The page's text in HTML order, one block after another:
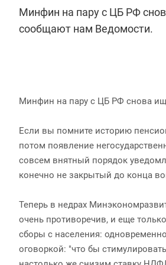
Минфин на пару с ЦБ РФ
сообщают нам Ведомости.
Минфин на пару с ЦБ РФ снова
Если вы помните историю
потом появление
совсем внятный порядок
конечно не закрытый до конца
Теперь в недрах
очень противоречив, и еще
сборы с населения:
оговоркой: "что бы